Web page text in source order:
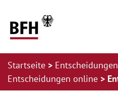
Startseite
Entscheidungen
Entscheidungen online